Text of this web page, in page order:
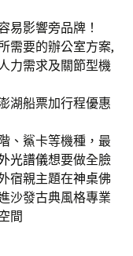
易影響旁品牌！
需要的辦公室方案,
力需求及關節型機
湖船票加行程優惠
、鯊卡等機種，最
光譜儀想要做全臉
宿親主題在神桌佛
沙發古典風格專業
間